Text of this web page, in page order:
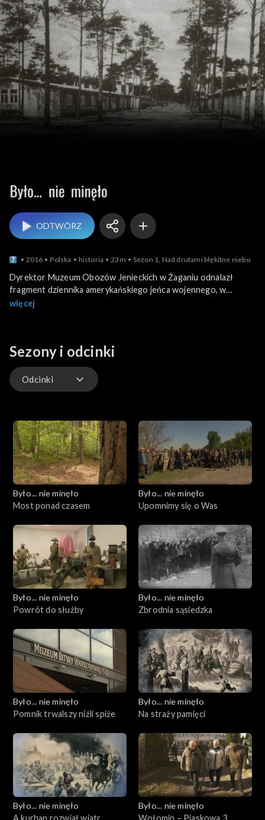
Było... nie minęło
ODTWÓRZ
2016 Polska historia 23m Sezon 1, Nad drutami błękitne niebo
Dyrektor Muzeum Obozów Jenieckich w Żaganiu odnalazł
fragment dziennika amerykańskiego jeńca wojennego, w
którym znajdują się nieznane dotąd rysunki tuneli ucieczkowych
więcej
Sezony i odcinki
Odcinki
Było... nie minęło
Most ponad czasem
Było... nie minęło
Upomnimy się o Was
Było... nie minęło
Powrót do służby
Było... nie minęło
Zbrodnia sąsiedzka
Było... nie minęło
Pomnik trwalszy niźli spiże
Było... nie minęło
Na straży pamięci
Było... nie minęło
A kurhan rozwiał wiatr
Było... nie minęło
Wołomin – Piaskowa 3